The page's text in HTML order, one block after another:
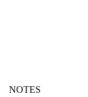
NOTES